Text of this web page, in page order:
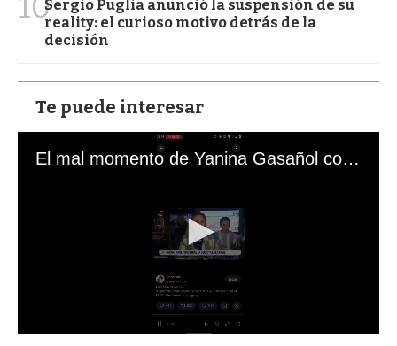
Sergio Puglia anunció la suspensión de su
reality: el curioso motivo detrás de la
decisión
Te puede interesar
El mal momento de Yanina Gasañol con un hincha argentino en "Subrayado"